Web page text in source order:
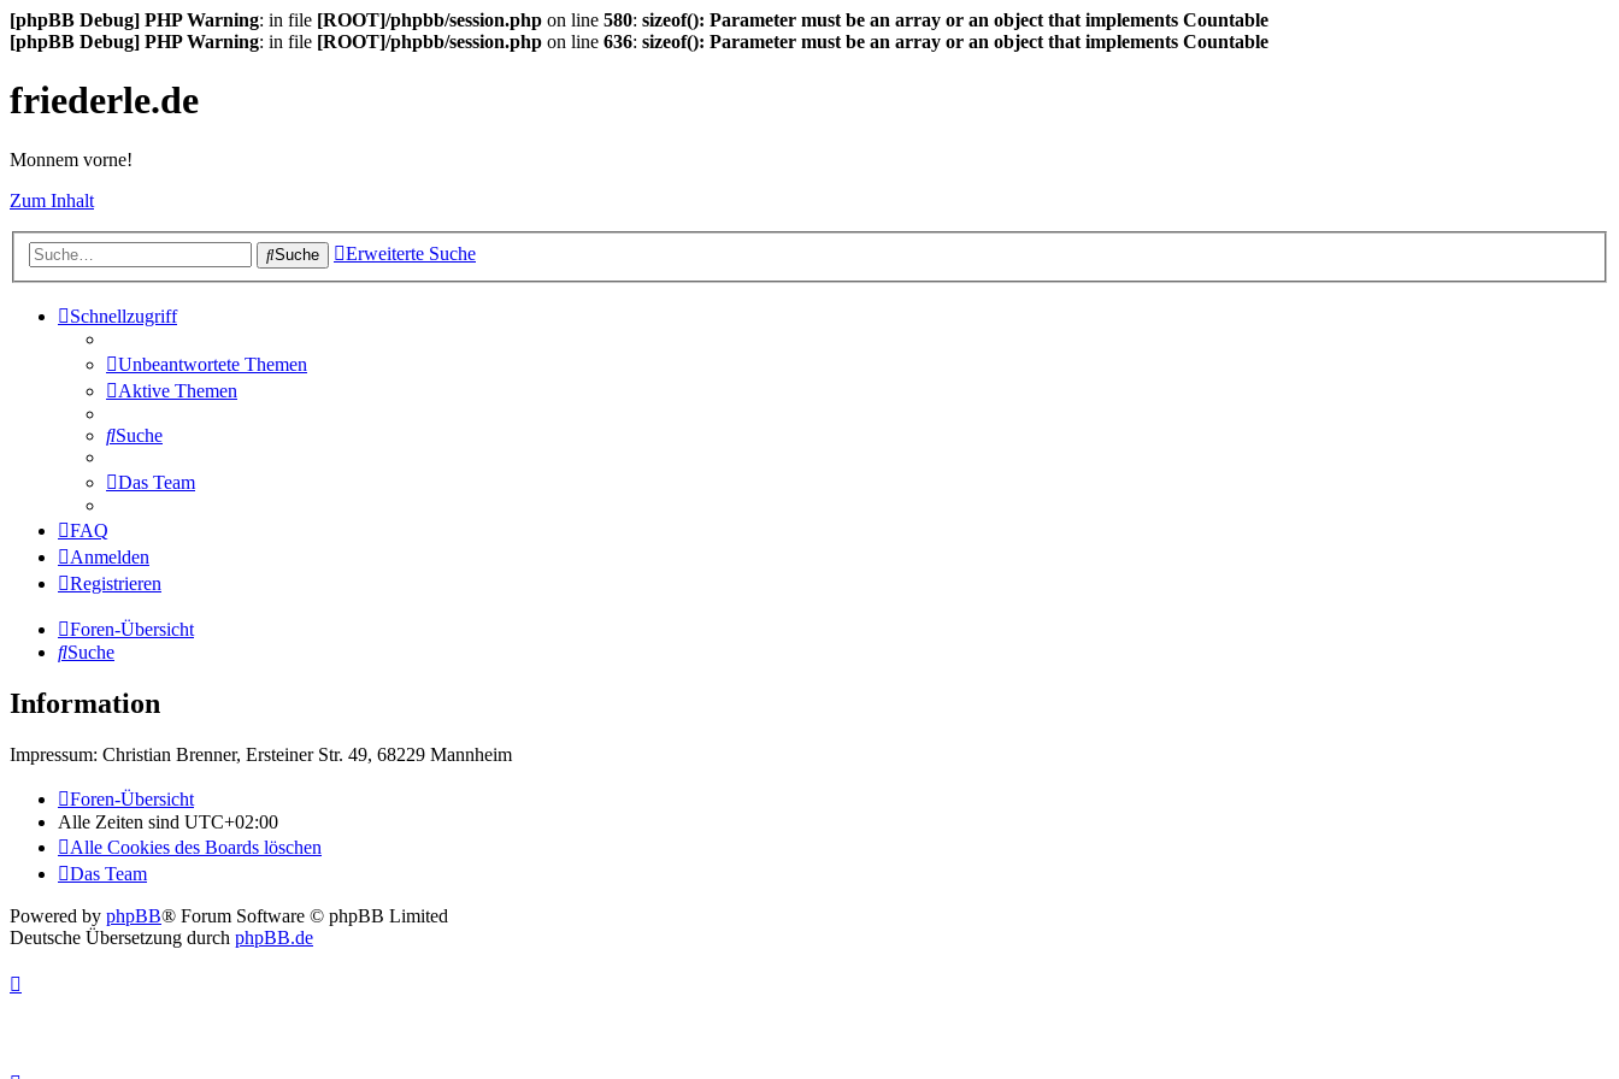
[phpBB Debug] PHP Warning: in file [ROOT]/phpbb/session.php on line 580: sizeof(): Parameter must be an array or an object that implements Countable
[phpBB Debug] PHP Warning: in file [ROOT]/phpbb/session.php on line 636: sizeof(): Parameter must be an array or an object that implements Countable
friederle.de
Monnem vorne!
Zum Inhalt
Suche Erweiterte Suche
Schnellzugriff
Unbeantwortete Themen
Aktive Themen
Suche
Das Team
FAQ
Anmelden
Registrieren
Foren-Übersicht
Suche
Information
Impressum: Christian Brenner, Ersteiner Str. 49, 68229 Mannheim
Foren-Übersicht
Alle Zeiten sind UTC+02:00
Alle Cookies des Boards löschen
Das Team
Powered by phpBB® Forum Software © phpBB Limited
Deutsche Übersetzung durch phpBB.de